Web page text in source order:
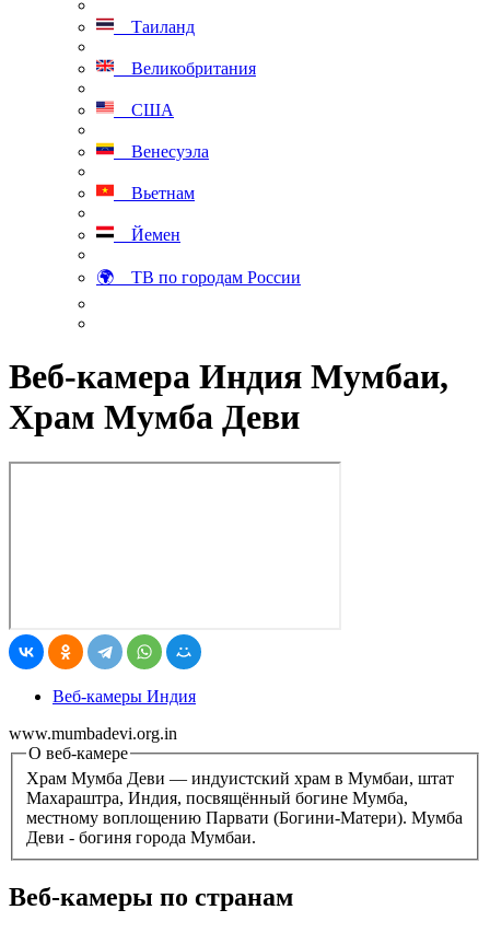
Таиланд
Великобритания
США
Венесуэла
Вьетнам
Йемен
🌍 ТВ по городам России
Веб-камера Индия Мумбаи,
Храм Мумба Деви
Веб-камеры Индия
www.mumbadevi.org.in
О веб-камере
Храм Мумба Деви — индуистский храм в Мумбаи, штат
Махараштра, Индия, посвящённый богине Мумба,
местному воплощению Парвати (Богини-Матери). Мумба
Деви - богиня города Мумбаи.
Веб-камеры по странам